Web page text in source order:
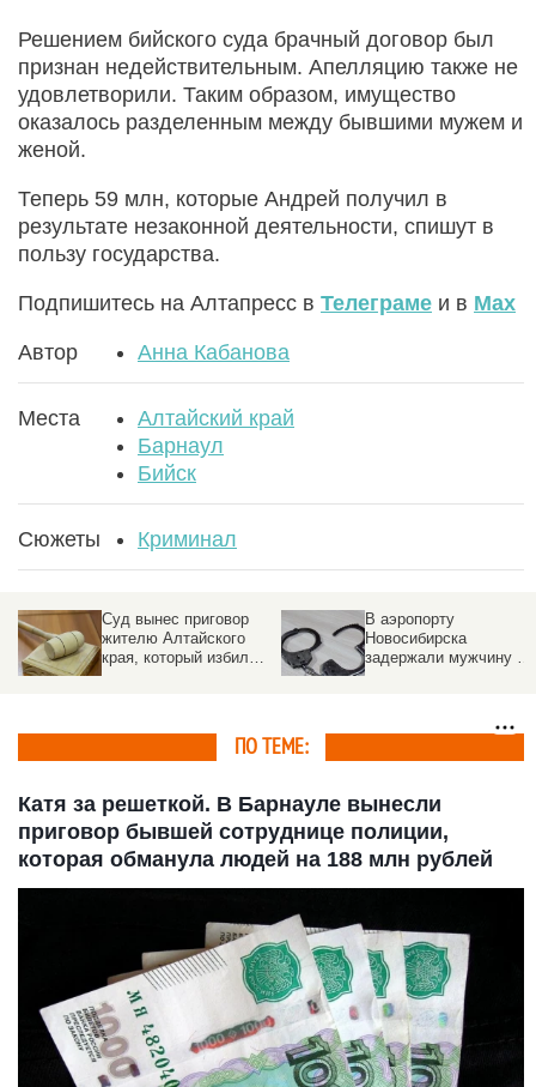
Решением бийского суда брачный договор был
признан недействительным. Апелляцию также не
удовлетворили. Таким образом, имущество
оказалось разделенным между бывшими мужем и
женой.
Теперь 59 млн, которые Андрей получил в
результате незаконной деятельности, спишут в
пользу государства.
Подпишитесь на Алтапресс в Телеграме и в Max
Автор Анна Кабанова
Места
Алтайский край
Барнаул
Бийск
Сюжеты Криминал
Суд вынес приговор
жителю Алтайского
края, который избил
В аэропорту
Новосибирска
задержали мужчину с
ПО ТЕМЕ:
Катя за решеткой. В Барнауле вынесли
приговор бывшей сотруднице полиции,
которая обманула людей на 188 млн рублей